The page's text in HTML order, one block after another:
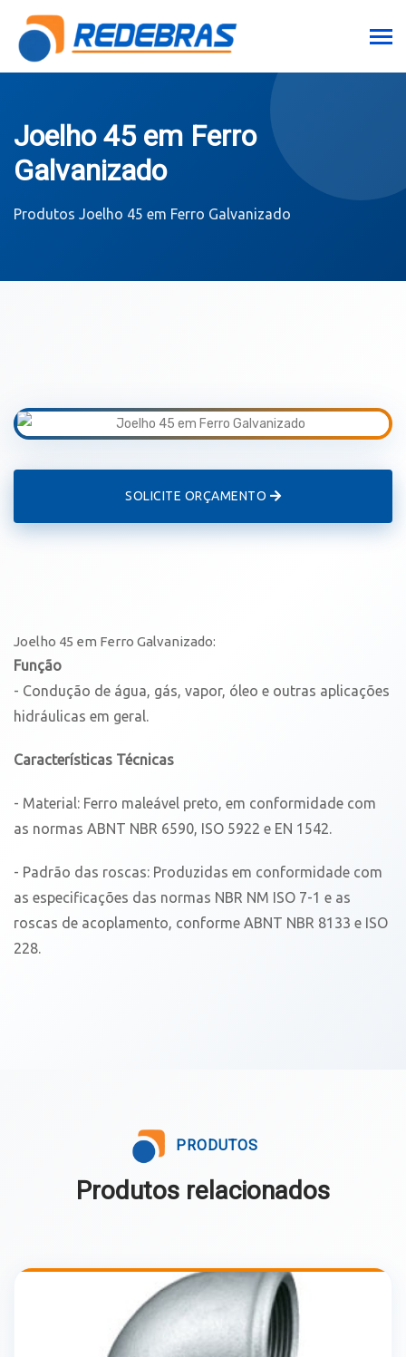
Joelho 45 em Ferro
Galvanizado
Produtos Joelho 45 em Ferro Galvanizado
SOLICITE ORÇAMENTO
Joelho 45 em Ferro Galvanizado:
Função
- Condução de água, gás, vapor, óleo e outras aplicações
hidráulicas em geral.
Características Técnicas
- Material: Ferro maleável preto, em conformidade com
as normas ABNT NBR 6590, ISO 5922 e EN 1542.
- Padrão das roscas: Produzidas em conformidade com
as especificações das normas NBR NM ISO 7-1 e as
roscas de acoplamento, conforme ABNT NBR 8133 e ISO
228.
PRODUTOS
Produtos relacionados